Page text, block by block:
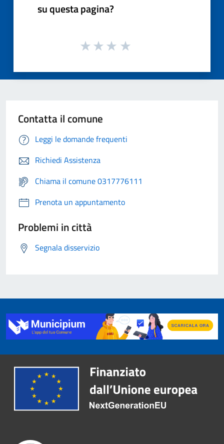
su questa pagina?
Contatta il comune
Leggi le domande frequenti
Richiedi Assistenza
Chiama il comune 0317776111
Prenota un appuntamento
Problemi in città
Segnala disservizio